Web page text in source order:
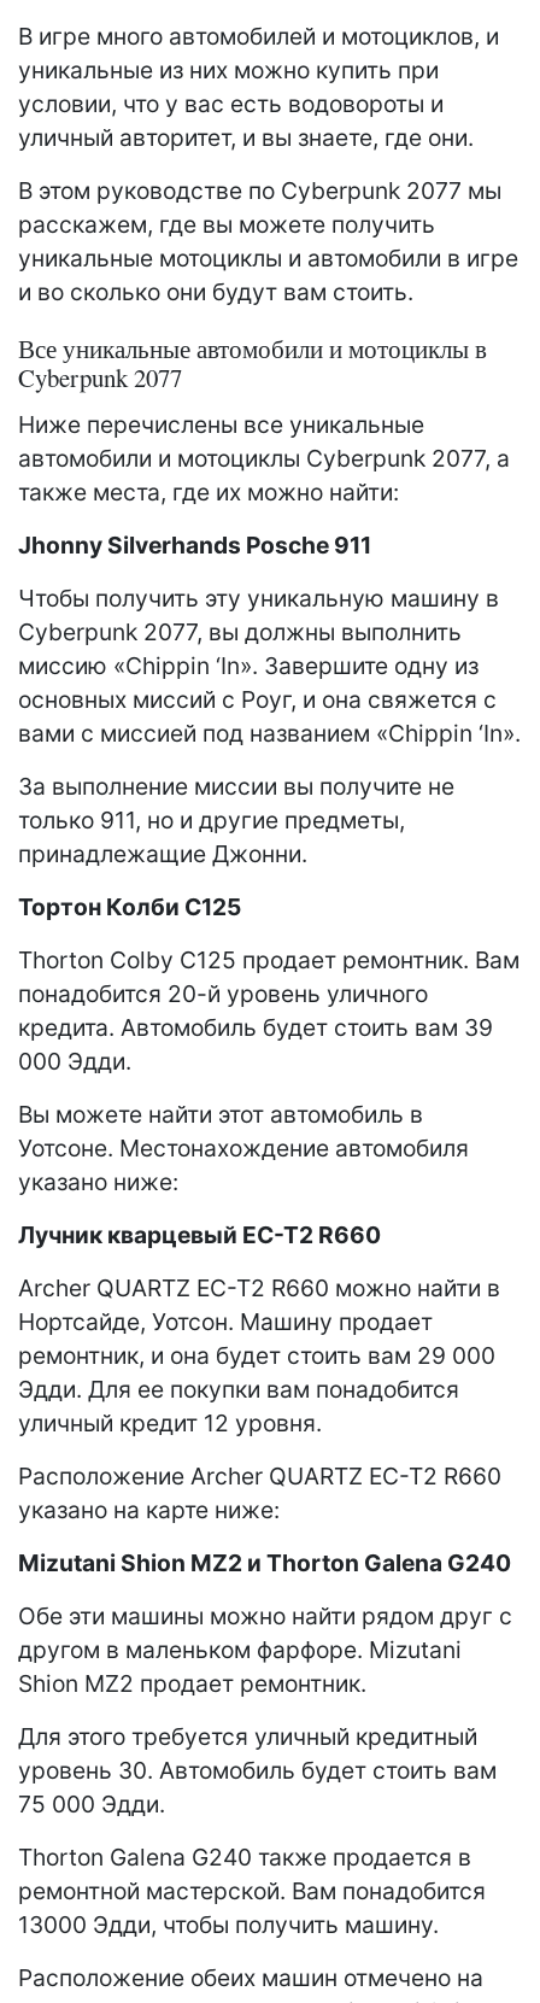
В игре много автомобилей и мотоциклов, и
уникальные из них можно купить при
условии, что у вас есть водовороты и
уличный авторитет, и вы знаете, где они.
В этом руководстве по Cyberpunk 2077 мы
расскажем, где вы можете получить
уникальные мотоциклы и автомобили в игре
и во сколько они будут вам стоить.
Все уникальные автомобили и мотоциклы в
Cyberpunk 2077
Ниже перечислены все уникальные
автомобили и мотоциклы Cyberpunk 2077, а
также места, где их можно найти:
Jhonny Silverhands Posche 911
Чтобы получить эту уникальную машину в
Cyberpunk 2077, вы должны выполнить
миссию «Chippin ‘In». Завершите одну из
основных миссий с Роуг, и она свяжется с
вами с миссией под названием «Chippin ‘In».
За выполнение миссии вы получите не
только 911, но и другие предметы,
принадлежащие Джонни.
Тортон Колби C125
Thorton Colby C125 продает ремонтник. Вам
понадобится 20-й уровень уличного
кредита. Автомобиль будет стоить вам 39
000 Эдди.
Вы можете найти этот автомобиль в
Уотсоне. Местонахождение автомобиля
указано ниже:
Лучник кварцевый EC-T2 R660
Archer QUARTZ EC-T2 R660 можно найти в
Нортсайде, Уотсон. Машину продает
ремонтник, и она будет стоить вам 29 000
Эдди. Для ее покупки вам понадобится
уличный кредит 12 уровня.
Расположение Archer QUARTZ EC-T2 R660
указано на карте ниже:
Mizutani Shion MZ2 и Thorton Galena G240
Обе эти машины можно найти рядом друг с
другом в маленьком фарфоре. Mizutani
Shion MZ2 продает ремонтник.
Для этого требуется уличный кредитный
уровень 30. Автомобиль будет стоить вам
75 000 Эдди.
Thorton Galena G240 также продается в
ремонтной мастерской. Вам понадобится
13000 Эдди, чтобы получить машину.
Расположение обеих машин отмечено на